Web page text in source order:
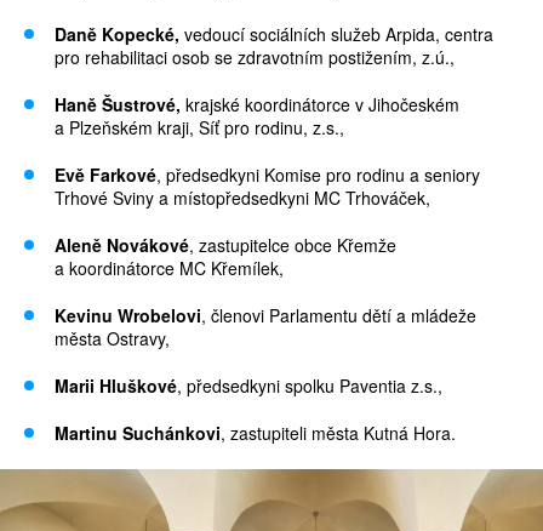
Daně Kopecké, vedoucí sociálních služeb Arpida, centra
pro rehabilitaci osob se zdravotním postižením, z.ú.,
Haně Šustrové, krajské koordinátorce v Jihočeském
a Plzeňském kraji, Síť pro rodinu, z.s.,
Evě Farkové, předsedkyni Komise pro rodinu a seniory
Trhové Sviny a místopředsedkyni MC Trhováček,
Aleně Novákové, zastupitelce obce Křemže
a koordinátorce MC Křemílek,
Kevinu Wrobelovi, členovi Parlamentu dětí a mládeže
města Ostravy,
Marii Hluškové, předsedkyni spolku Paventia z.s.,
Martinu Suchánkovi, zastupiteli města Kutná Hora.